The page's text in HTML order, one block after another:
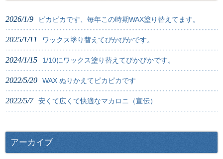
2026/1/9 ピカピカです、毎年この時期WAX塗り替えてます。
2025/1/11 ワックス塗り替えてぴかぴかです。
2024/1/15 1/10にワックス塗り替えてぴかぴかです。
2022/5/20 WAX ぬりかえてピカピカです
2022/5/7 安くて広くて快適なマカロニ（宣伝）
アーカイブ